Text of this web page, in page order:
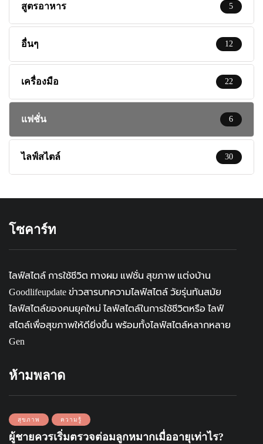
สูตรอาหาร 5
อื่นๆ 12
เครื่องมือ 22
แฟชั่น 6
ไลฟ์สไตล์ 30
โซคาร์ท
ไลฟ์สไตล์ การใช้ชีวิต ทางผม แฟชั่น สุขภาพ แต่งบ้าน
Goodlifeupdate ข่าวสารบทความไลฟ์สไตล์ วัยรุ่นทันสมัย
ไลฟ์สไตล์ของคนยุคใหม่ ไลฟ์สไตล์ในการใช้ชีวิตหรือ ไลฟ์
สไตล์เพื่อสุขภาพให้ดียิ่งขึ้น พร้อมทั้งไลฟ์สไตล์หลากหลาย
Gen
ห้ามพลาด
สุขภาพ ความรู้
ผู้ชายควรเริ่มตรวจต่อมลูกหมากเมื่ออายุเท่าไร?